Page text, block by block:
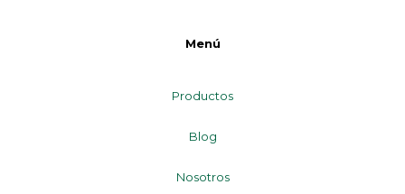
Menú
Productos
Blog
Nosotros